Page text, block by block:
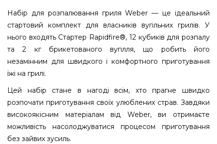
Набір для розпалювання гриля Weber — це ідеальний
стартовий комплект для власників вугільних грилів. У
нього входять Стартер Rapidfire®, 12 кубиків для розпалу
та 2 кг брикетованого вугілля, що робить його
незамінним для швидкого і комфортного приготування
їжі на грилі.
Цей набір стане в нагоді всім, хто прагне швидко
розпочати приготування своїх улюблених страв. Завдяки
високоякісним матеріалам від Weber, ви отримаєте
можливість насолоджуватися процесом приготування
без зайвих зусиль.